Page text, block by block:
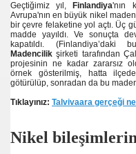
Geçtiğimiz yıl,
Finlandiya'nın
Avrupa'nın en büyük nikel
bir çevre felaketine yol açtı. Üç
madde yayıldı. Ve sonuçta
kapatıldı.
Madencilik şirketi tarafından
projesinin ne kadar zararsız
örnek gösterilmiş, hatta
götürülüp, sonradan da bu
Tıklayınız: Talvivaara gerçeği
Nikel
direniyor
direniyor